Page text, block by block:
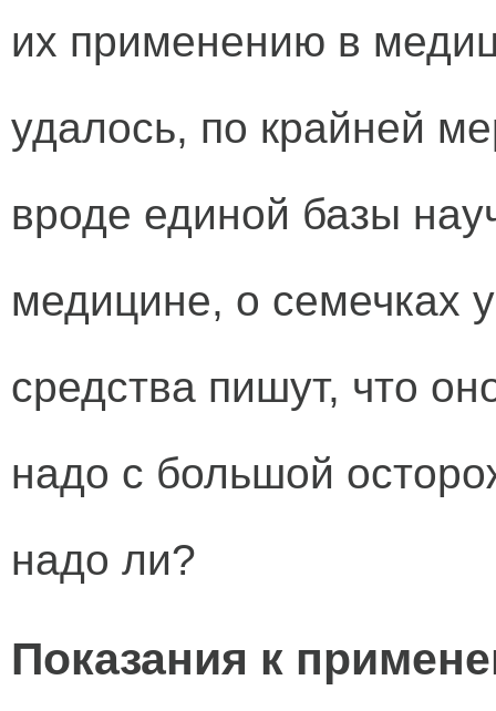
их применению в
удалось, по крайней
вроде единой базы
медицине, о семечках
средства пишут, что
надо с большой
надо ли?
Показания к